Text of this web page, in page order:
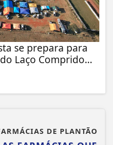
se prepara para
Laço Comprido...
DE PLANTÃO